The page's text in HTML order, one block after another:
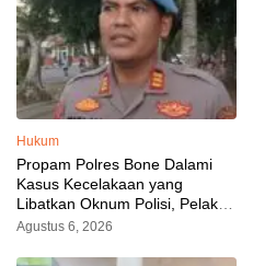
Hukum
Propam Polres Bone Dalami
Kasus Kecelakaan yang
Libatkan Oknum Polisi, Pelaku
Sudah Diamankan
Agustus 6, 2026